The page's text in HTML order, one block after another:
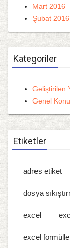
Mart 2016
Şubat 2016
Kategoriler
Geliştirilen
Genel
Etiketler
adres etiket
dosya
excel
excel